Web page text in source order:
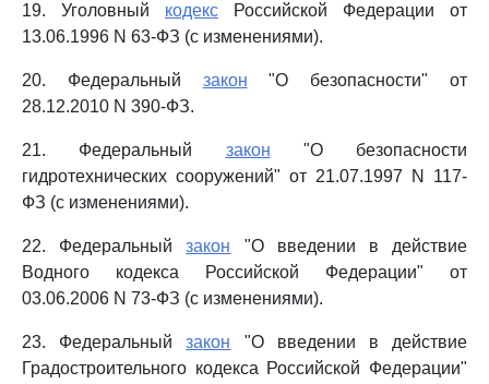
19. Уголовный кодекс Российской Федерации от
13.06.1996 N 63-ФЗ (с изменениями).
20. Федеральный закон "О безопасности" от
28.12.2010 N 390-ФЗ.
21. Федеральный закон "О безопасности
гидротехнических сооружений" от 21.07.1997 N 117-
ФЗ (с изменениями).
22. Федеральныйзакон "О введении в действие
Водного кодекса Российской Федерации" от
03.06.2006 N 73-ФЗ (с изменениями).
23. Федеральныйзакон "О введении в действие
Градостроительного кодекса Российской Федерации"